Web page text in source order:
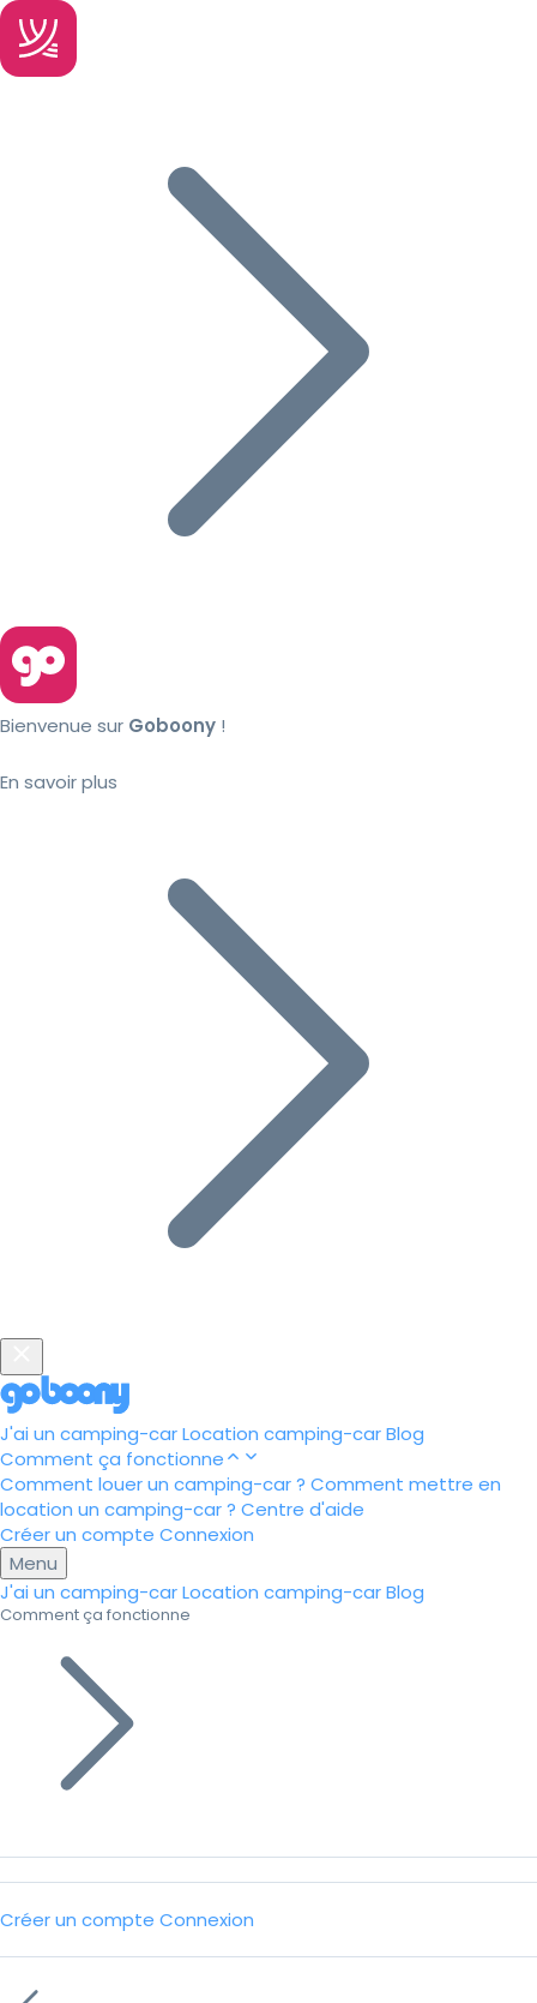
Bienvenue sur Goboony !
En savoir plus
J'ai un camping-carLocation camping-carBlog
Comment ça fonctionne
Comment louer un camping-car ? Comment mettre en
location un camping-car ? Centre d'aide
Créer un compte Connexion
Menu
J'ai un camping-carLocation camping-carBlog
Comment ça fonctionne
Créer un compte Connexion